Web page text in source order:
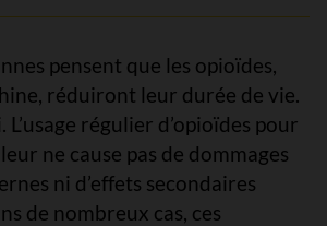
pensent que les opioïdes,
réduiront leur durée de vie.
L’usage régulier d’opioïdes pour
ne cause pas de dommages
ni d’effets secondaires
de nombreux cas, ces